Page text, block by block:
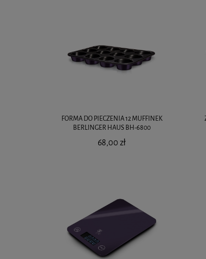
FORMA DO PIECZENIA 12 MUFFINEK
BERLINGER HAUS BH-6800
68,00 zł